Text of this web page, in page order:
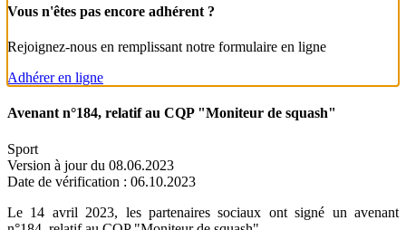
Vous n'êtes pas encore adhérent ?
Rejoignez-nous en remplissant notre formulaire en ligne
Adhérer en ligne
Avenant n°184, relatif au CQP "Moniteur de squash"
Sport
Version à jour du 08.06.2023
Date de vérification : 06.10.2023
Le 14 avril 2023, les partenaires sociaux ont signé un avenant